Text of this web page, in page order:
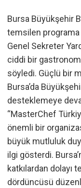
Bursa Büyükşehir
temsilen programa
Genel Sekreter
ciddi bir
söyledi. Güçlü bir
Bursa’da
desteklemeye
“MasterChef
önemli bir
büyük mutluluk
ilgi gösterdi.
katkılardan dolayı
dördüncüsü